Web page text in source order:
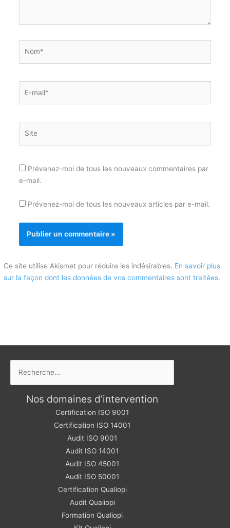
Prévenez-moi de tous les nouveaux commentaires par
e-mail.
Prévenez-moi de tous les nouveaux articles par e-mail.
Ce site utilise Akismet pour réduire les indésirables. En savoir plus
sur la façon dont les données de vos commentaires sont traitées.
Nos domaines d’intervention
Certification ISO 9001
Certification ISO 14001
Audit ISO 9001
Audit ISO 14001
Audit ISO 45001
Audit ISO 50001
Certification Qualiopi
Audit Qualiopi
Formation Qualiopi